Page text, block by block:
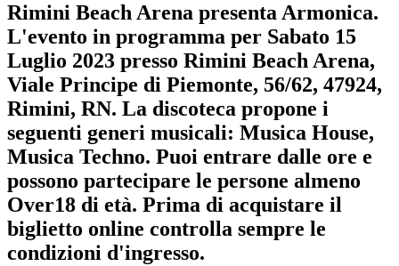
Rimini Beach Arena presentaArmonica.
L'evento in programma per Sabato 15
Luglio 2023 presso Rimini Beach Arena,
Viale Principe di Piemonte, 56/62, 47924,
Rimini, RN. La discoteca propone i
seguenti generi musicali: Musica House,
Musica Techno. Puoi entrare dalle ore e
possono partecipare le persone almeno
Over18 di età. Prima di acquistare il
biglietto online controlla sempre le
condizioni d'ingresso.